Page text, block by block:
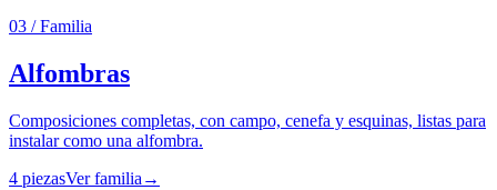
03 / Familia
Alfombras
Composiciones completas, con campo, cenefa y esquinas, listas para
instalar como una alfombra.
4 piezasVer familia →